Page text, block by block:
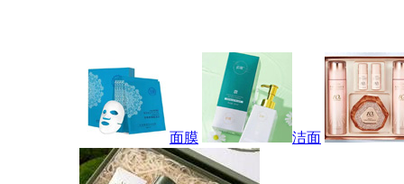
面膜 洁面